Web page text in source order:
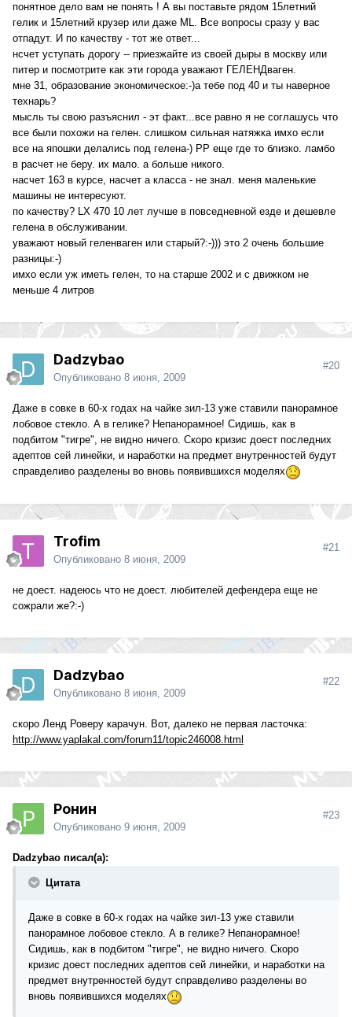
понятное дело вам не понять ! А вы поставьте рядом 15летний
гелик и 15летний крузер или даже ML. Все вопросы сразу у вас
отпадут. И по качеству - тот же ответ...
нсчет уступать дорогу -- приезжайте из своей дыры в москву или
питер и посмотрите как эти города уважают ГЕЛЕНДваген.
мне 31, образование экономическое:-)а тебе под 40 и ты наверное
технарь?
мысль ты свою разъяснил - эт факт...все равно я не соглашусь что
все были похожи на гелен. слишком сильная натяжка имхо если
все на япошки делались под гелена-) РР еще где то близко. ламбо
в расчет не беру. их мало. а больше никого.
насчет 163 в курсе, насчет а класса - не знал. меня маленькие
машины не интересуют.
по качеству? LX 470 10 лет лучше в повседневной езде и дешевле
гелена в обслуживании.
уважают новый геленваген или старый?:-))) это 2 очень большие
разницы:-)
имхо если уж иметь гелен, то на старше 2002 и с движком не
меньше 4 литров
Dadzybao
Опубликовано 8 июня, 2009
#20
Даже в совке в 60-х годах на чайке зил-13 уже ставили панорамное
лобовое стекло. А в гелике? Непанорамное! Сидишь, как в
подбитом "тигре", не видно ничего. Скоро кризис доест последних
адептов сей линейки, и наработки на предмет внутренностей будут
справделиво разделены во вновь появившихся моделях
Trofim
Опубликовано 8 июня, 2009
#21
не доест. надеюсь что не доест. любителей дефендера еще не
сожрали же?:-)
Dadzybao
Опубликовано 8 июня, 2009
#22
скоро Ленд Роверу карачун. Вот, далеко не первая ласточка:
http://www.yaplakal.com/forum11/topic246008.html
Ронин
Опубликовано 9 июня, 2009
#23
Dadzybao писал(а):
Цитата
Даже в совке в 60-х годах на чайке зил-13 уже ставили
панорамное лобовое стекло. А в гелике? Непанорамное!
Сидишь, как в подбитом "тигре", не видно ничего. Скоро
кризис доест последних адептов сей линейки, и наработки на
предмет внутренностей будут справделиво разделены во
вновь появившихся моделях